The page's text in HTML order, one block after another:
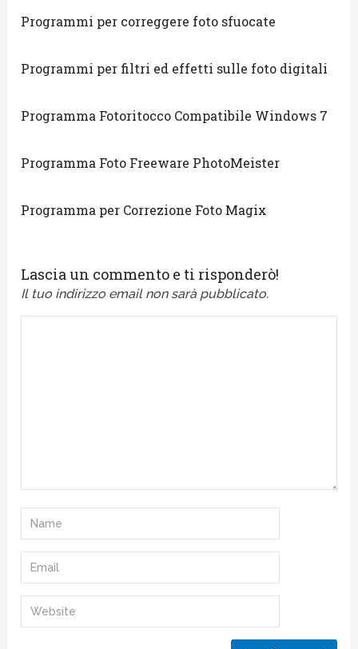
Programmi per correggere foto sfuocate
Programmi per filtri ed effetti sulle foto digitali
Programma Fotoritocco Compatibile Windows 7
Programma Foto Freeware PhotoMeister
Programma per Correzione Foto Magix
Lascia un commento e ti risponderò!
Il tuo indirizzo email non sarà pubblicato.